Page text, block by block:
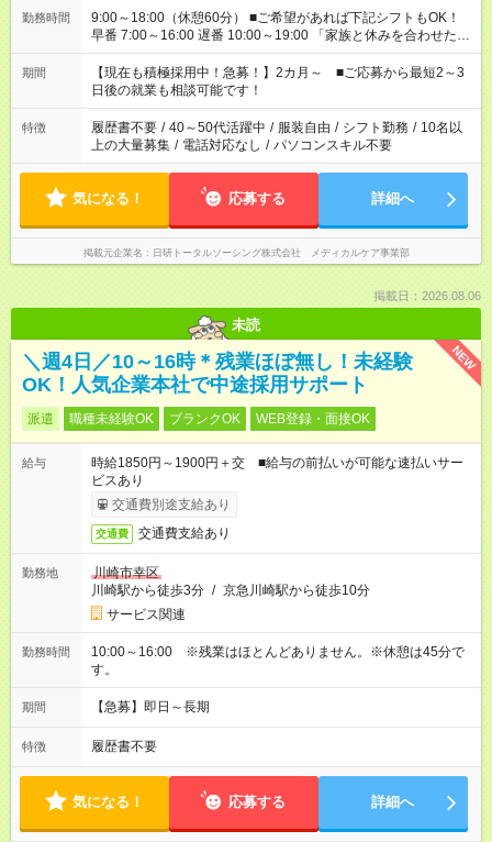
勤務時間
9:00～18:00（休憩60分） ■ご希望があれば下記シフトもOK！
早番 7:00～16:00 遅番 10:00～19:00 「家族と休みを合わせた
い」 「余裕を持って夕飯の準備がしたい」 「できれば残業はし
たくない」 など、ご希望を教えてくださいね。 ※Wワーク希望
の方へ 今ご覧のお仕事で希望する勤務時間と、もう1つのお仕事
の勤務時間。 合計で週40時間を超える場合は応募できません。
期間
【現在も積極採用中！急募！】2カ月～ ■ご応募から最短2～3
日後の就業も相談可能です！
特徴 履歴書不要 / 40～50代活躍中 / 服装自由 / シフト勤務 / 10名以
上の大量募集 / 電話対応なし / パソコンスキル不要
気になる！ 応募する 詳細へ
掲載元企業名 日研トータルソーシング株式会社 メディカルケア事業部
掲載日：2026.08.06
未読
NEW
＼週4日／10～16時＊残業ほぼ無し！未経験
OK！人気企業本社で中途採用サポート
派遣 職種未経験OK ブランクOK WEB登録・面接OK
給与
時給1850円～1900円＋交 ■給与の前払いが可能な速払いサー
ビスあり
交通費別途支給あり
交通費 交通費支給あり
勤務地
川崎市幸区
川崎駅から徒歩3分 / 京急川崎駅から徒歩10分
サービス関連
勤務時間
10:00～16:00 ※残業はほとんどありません。※休憩は45分で
す。
期間 【急募】即日～長期
特徴 履歴書不要
気になる！ 応募する 詳細へ